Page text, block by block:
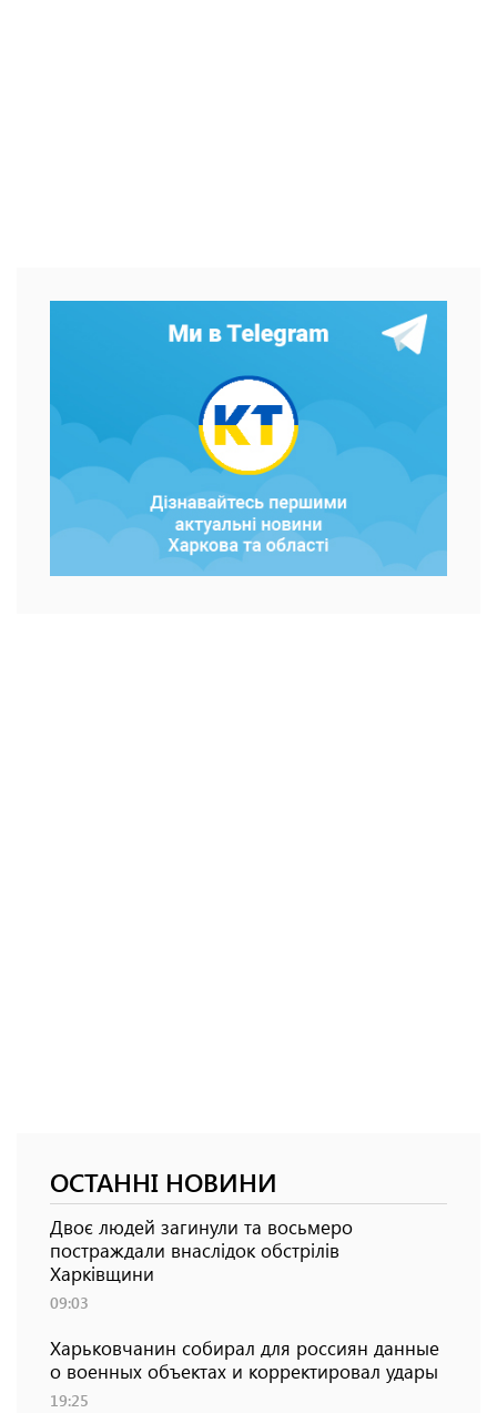
ОСТАННІ НОВИНИ
Двоє людей загинули та восьмеро
постраждали внаслідок обстрілів
Харківщини
09:03
Харьковчанин собирал для россиян данные
о военных объектах и ​​корректировал удары
19:25